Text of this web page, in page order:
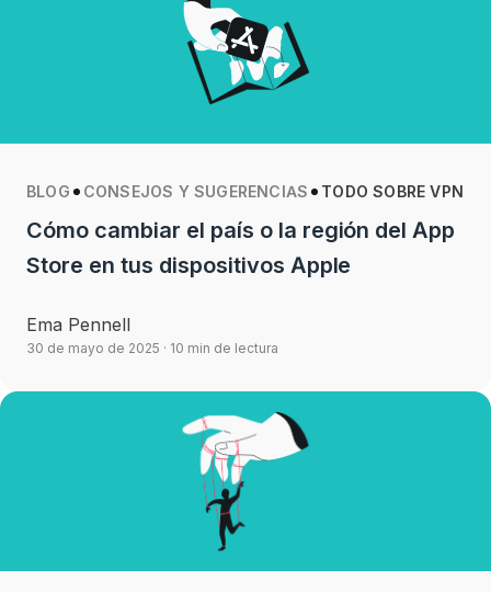
BLOG CONSEJOS Y SUGERENCIAS TODO SOBRE VPN
Cómo cambiar el país o la región del App
Store en tus dispositivos Apple
Ema Pennell
30 de mayo de 2025 · 10 min de lectura